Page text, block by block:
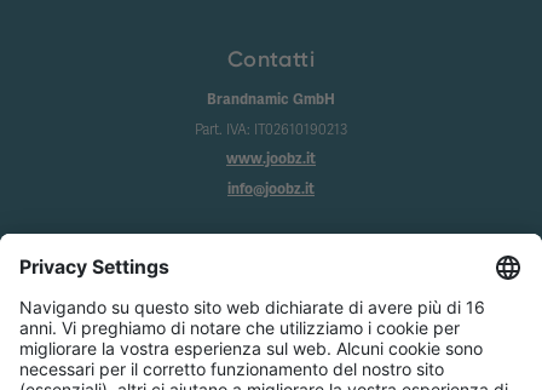
Contatti
Brandnamic GmbH
Part. IVA: IT02610190213
www.joobz.it
info@joobz.it
Privacy
Condizioni generali
Impostazione dei cookie